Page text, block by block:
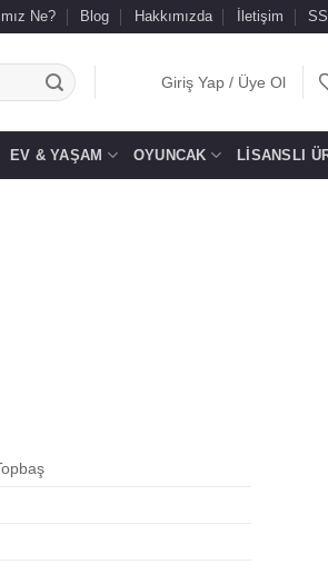
Ne? Blog Hakkımızda İletişim
Giriş Yap / Üye Ol
EV & YAŞAM OYUNCAK LISANSLI